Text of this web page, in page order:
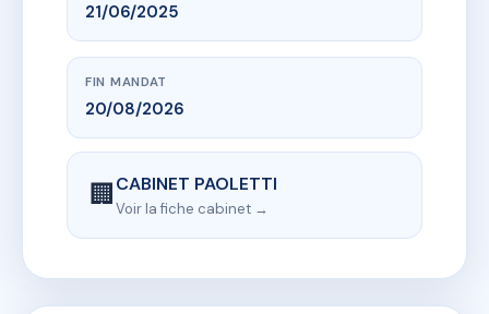
21/06/2025
FIN MANDAT
20/08/2026
🏢CABINET PAOLETTI
Voir la fiche cabinet →